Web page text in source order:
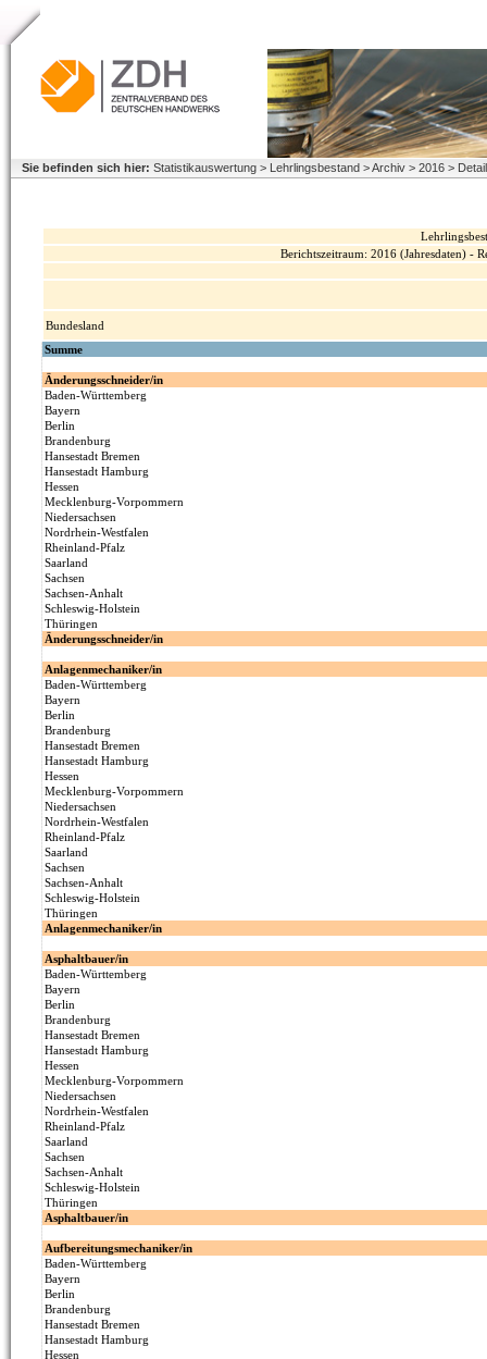
Sie befinden sich hier: Statistikauswertung > Lehrlingsbestand > Archiv > 2016 >